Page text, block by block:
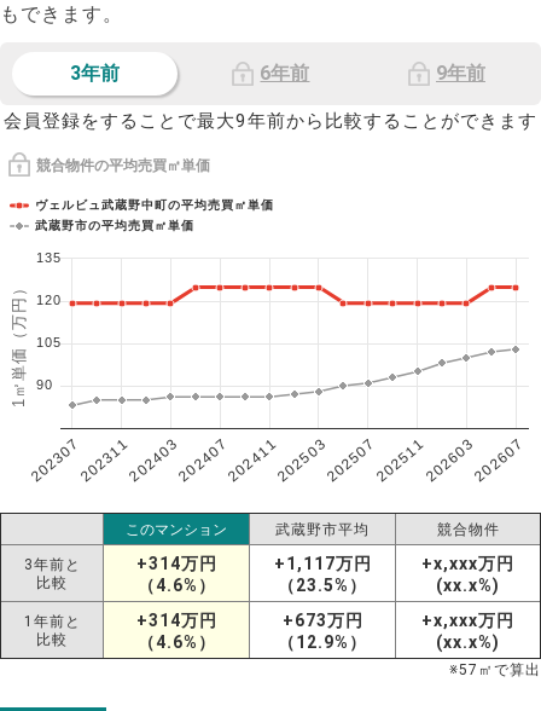
もできます。
3年前 6年前 9年前
会員登録をすることで最大9年前から比較することができます
競合物件の平均売買㎡単価
1㎡単価（万円）
ヴェルビュ武蔵野中町の平均売買㎡単価
武蔵野市の平均売買㎡単価
202307202311202403202407202411202503202507202511202603202607
90
105
120
135
このマンション 武蔵野市平均 競合物件
3年前と
比較
+314万円
（4.6%）
+1,117万円
（23.5%）
+x,xxx万円
(xx.x%)
1年前と
比較
+314万円
（4.6%）
+673万円
（12.9%）
+x,xxx万円
(xx.x%)
※57 ㎡で算出